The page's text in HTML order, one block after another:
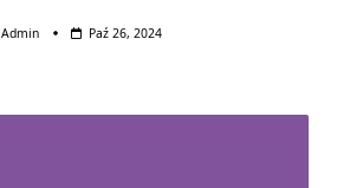
Admin Paź 26, 2024